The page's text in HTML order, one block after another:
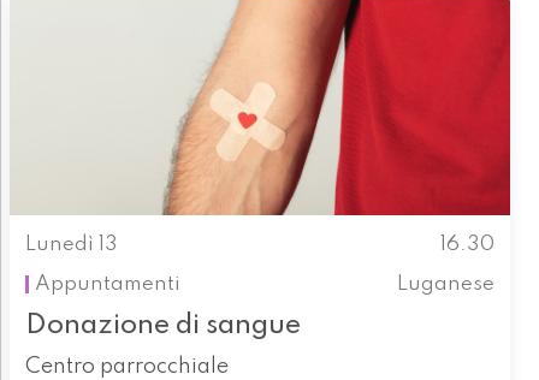
Lunedì 13
16.30
Appuntamenti
Luganese
Donazione di sangue
Centro parrocchiale